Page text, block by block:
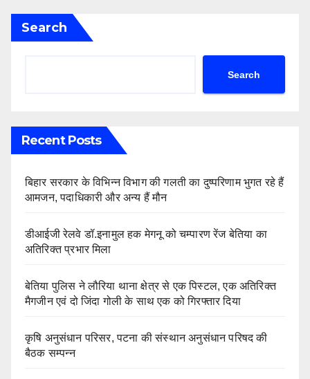
Search
Search
Recent Posts
बिहार सरकार के विभिन्न विभाग की गलती का दुष्परिणाम भुगत रहे हैं
आमजन, पदाधिकारी और अन्य हैं मौन
डीआईजी रेलवे डॉ.इनामुल हक मेगनू को चम्पारण रेंज बेतिया का
अतिरिक्त प्रभार मिला
बेतिया पुलिस ने लौरिया थाना क्षेत्र से एक पिस्टल, एक अतिरिक्त
मैगजीन एवं दो जिंदा गोली के साथ एक को गिरफ्तार दिया
कृषि अनुसंधान परिसर, पटना की संस्थान अनुसंधान परिषद की
बैठक सम्पन्न